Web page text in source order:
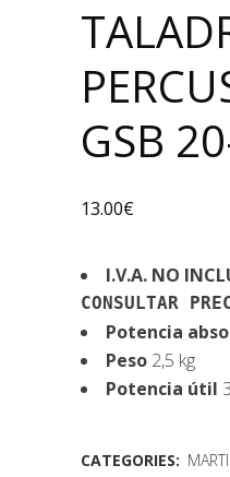
GSB
13.00€
I.V.A. NO
CONSULTAR
Potencia
Peso 2,5 kg
Potencia útil
CATEGORIES: